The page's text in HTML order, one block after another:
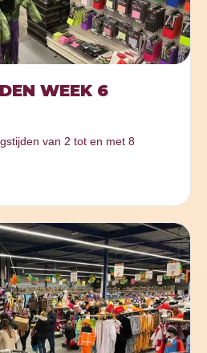
WEEK 6
van 2 tot en met 8